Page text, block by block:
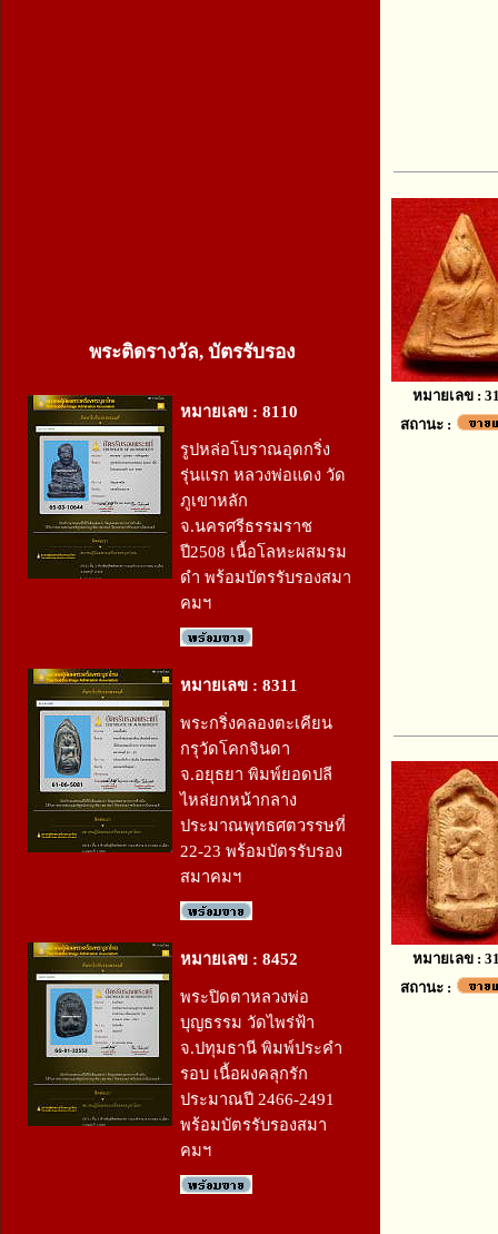
พระติดรางวัล, บัตรรับรอง
หมายเลข : 8110
รูปหล่อโบราณอุดกริ่ง
รุ่นแรก หลวงพ่อแดง วัด
ภูเขาหลัก
จ.นครศรีธรรมราช
ปี2508 เนื้อโลหะผสมรม
ดำ พร้อมบัตรรับรองสมา
คมฯ
หมายเลข : 8311
พระกริ่งคลองตะเคียน
กรุวัดโคกจินดา
จ.อยุธยา พิมพ์ยอดปลี
ไหล่ยกหน้ากลาง
ประมาณพุทธศตวรรษที่
22-23 พร้อมบัตรรับรอง
สมาคมฯ
หมายเลข : 8452
พระปิดตาหลวงพ่อ
บุญธรรม วัดไพร่ฟ้า
จ.ปทุมธานี พิมพ์ประคำ
รอบ เนื้อผงคลุกรัก
ประมาณปี 2466-2491
พร้อมบัตรรับรองสมา
คมฯ
หมายเลข :
สถานะ :
หมายเลข :
สถานะ :